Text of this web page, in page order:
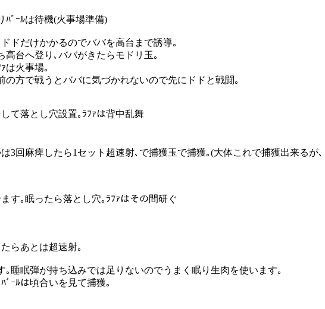
ﾊﾞｰﾙは待機(火事場準備)
ドだけかかるのでババを高台まで誘導｡
台へ登り､ババがきたらモドリ玉｡
は火事場｡
の方で戦うとババに気づかれないので先にドドと戦闘｡
て落とし穴設置｡ﾗﾌｧは背中乱舞
3回麻痺したら1セット超速射､で捕獲玉で捕獲｡(大体これで捕獲出来るが
す｡眠ったら落とし穴｡ﾗﾌｧはその間研ぐ
らあとは超速射｡
睡眠弾が持ち込みでは足りないのでうまく眠り生肉を使います｡
ﾞｰﾙは頃合いを見て捕獲｡